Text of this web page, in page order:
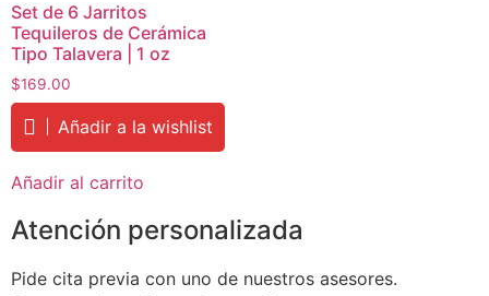
Set de 6 Jarritos
Tequileros de Cerámica
Tipo Talavera | 1 oz
$169.00
Añadir a la wishlist
Añadir al carrito
Atención personalizada
Pide cita previa con uno de nuestros asesores.